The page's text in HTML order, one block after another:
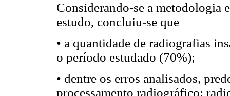
Considerando-se a metodologia
estudo, concluiu-se que
• a quantidade de radiografias
o período estudado (70%);
• dentre os erros analisados,
processamento radiográfico: